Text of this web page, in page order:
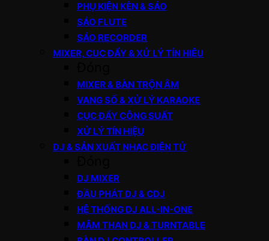
PHỤ KIỆN KÈN & SÁO
SÁO FLUTE
SÁO RECORDER
MIXER, CỤC ĐẨY & XỬ LÝ TÍN HIỆU
MIXER & BÀN TRỘN ÂM
VANG SỐ & XỬ LÝ KARAOKE
CỤC ĐẨY CÔNG SUẤT
XỬ LÝ TÍN HIỆU
DJ & SẢN XUẤT NHẠC ĐIỆN TỬ
DJ MIXER
ĐẦU PHÁT DJ & CDJ
HỆ THỐNG DJ ALL-IN-ONE
MÂM THAN DJ & TURNTABLE